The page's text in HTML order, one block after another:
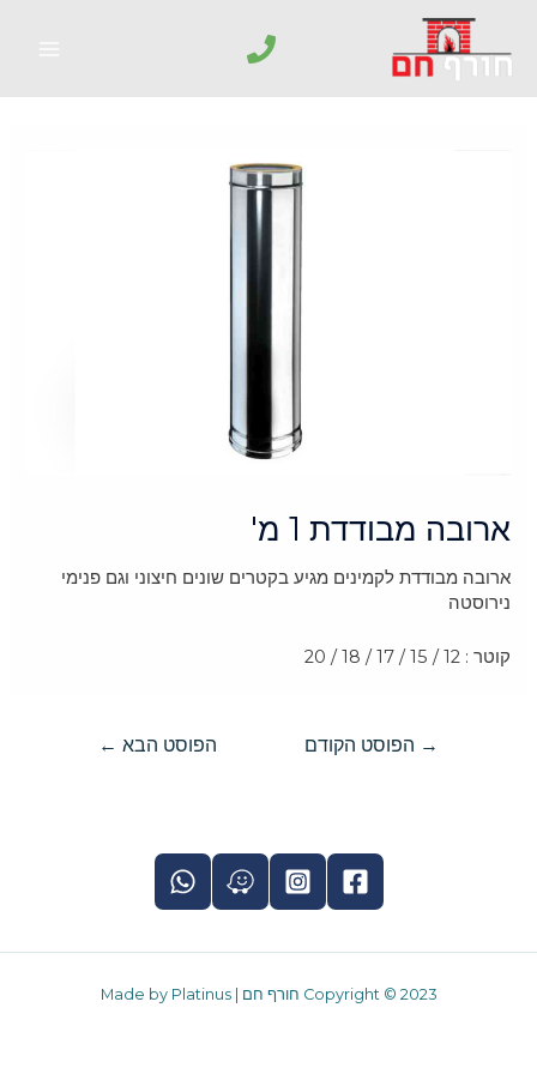
ארובה מבודדת 1 מ'
ארובה מבודדת לקמינים מגיע בקטרים שונים חיצוני וגם פנימי
נירוסטה
קוטר : 12 / 15 / 17 / 18 / 20
→ הפוסט הקודם הפוסט הבא ←
Copyright © 2023 חורף חם | Made by Platinus